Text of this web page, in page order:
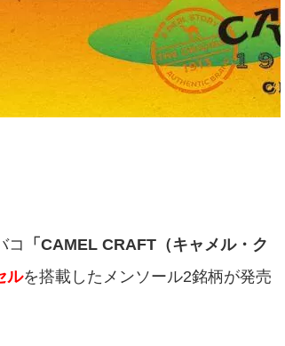
コ
「CAMEL CRAFT（キャメル・ク
ルを搭載したメンソール2銘柄が発売